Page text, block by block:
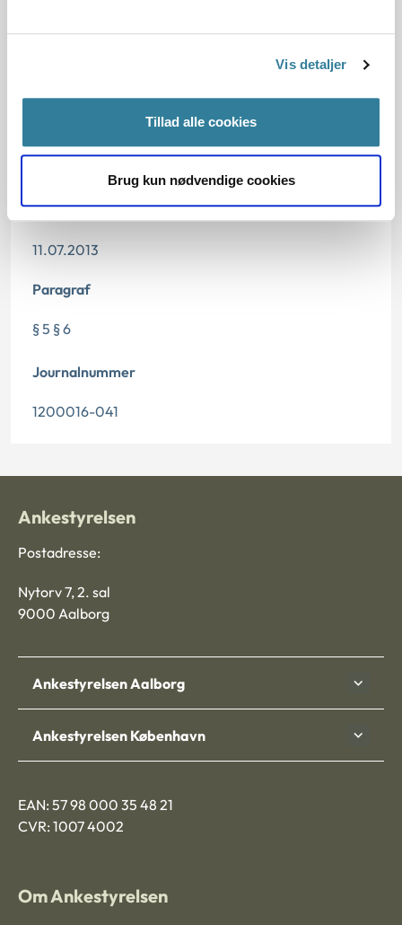
Vis detaljer
Tillad alle cookies
Brug kun nødvendige cookies
Afgørelse:
Dato for underskrift
Offentliggørelsesdato
11.07.2013
Paragraf
§ 5 § 6
Journalnummer
1200016-041
Ankestyrelsen
Postadresse:
Nytorv 7, 2. sal
9000 Aalborg
Ankestyrelsen Aalborg
Ankestyrelsen København
EAN: 57 98 000 35 48 21
CVR: 1007 4002
Om Ankestyrelsen